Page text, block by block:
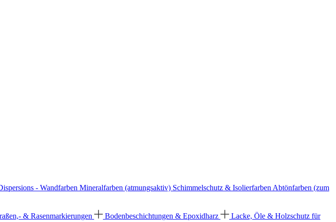
- Wandfarben Mineralfarben (atmungsaktiv) Schimmelschutz & Isolierfarben Abtönfarben (zum
& Rasenmarkierungen Bodenbeschichtungen & Epoxidharz
Lacke, Öle & Holzschutz für